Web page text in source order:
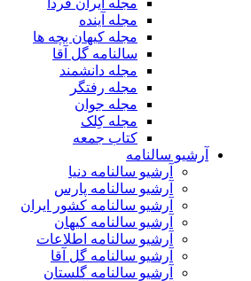
مجله ایران فردا
مجله آینده
مجله کیهان بچه ها
سالنامه گل آقا
مجله دانشمند
مجله رفتگر
مجله جوان
مجله کِلک
کتاب جمعه
آرشیو سالنامه
آرشیو سالنامه دنیا
آرشیو سالنامه پارس
آرشیو سالنامه کشور ایران
آرشیو سالنامه کیهان
آرشیو سالنامه اطلاعات
آرشیو سالنامه گل آقا
آرشیو سالنامه گلستان